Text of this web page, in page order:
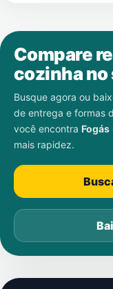
Compare
cozinha no
Busque agora ou
de entrega e formas
você encontra Fogás
mais rapidez.